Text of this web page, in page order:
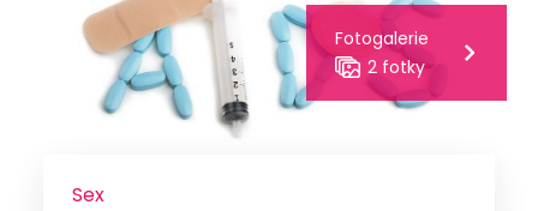
Fotogalerie
2 fotky
Sex